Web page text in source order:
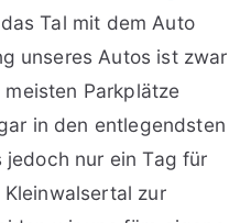
Tal mit dem Auto
unseres Autos ist zwar
Parkplätze
in den entlegendsten
jedoch nur ein Tag für
zur